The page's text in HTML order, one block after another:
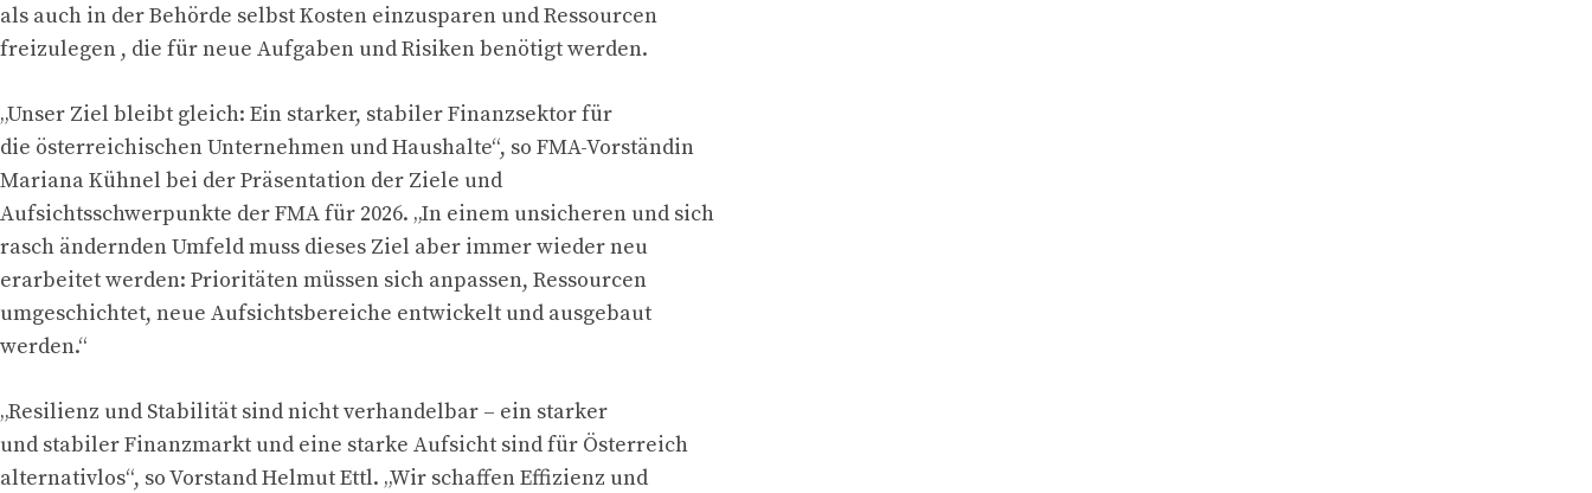
als auch in der Behörde selbst Kosten einzusparen und Ressourcen
freizulegen , die für neue Aufgaben und Risiken benötigt werden.
„Unser Ziel bleibt gleich: Ein starker, stabiler Finanzsektor für
die österreichischen Unternehmen und Haushalte“, so FMA-Vorständin
Mariana Kühnel bei der Präsentation der Ziele und
Aufsichtsschwerpunkte der FMA für 2026. „In einem unsicheren und sich
rasch ändernden Umfeld muss dieses Ziel aber immer wieder neu
erarbeitet werden: Prioritäten müssen sich anpassen, Ressourcen
umgeschichtet, neue Aufsichtsbereiche entwickelt und ausgebaut
werden.“
„Resilienz und Stabilität sind nicht verhandelbar – ein starker
und stabiler Finanzmarkt und eine starke Aufsicht sind für Österreich
alternativlos“, so Vorstand Helmut Ettl. „Wir schaffen Effizienz und